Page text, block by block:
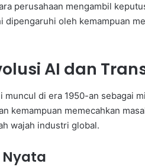
perusahaan mengambil
oleh kemampuan
AI dan
di era 1950-an sebagai
kemampuan memecahkan
wajah industri global.
Nyata